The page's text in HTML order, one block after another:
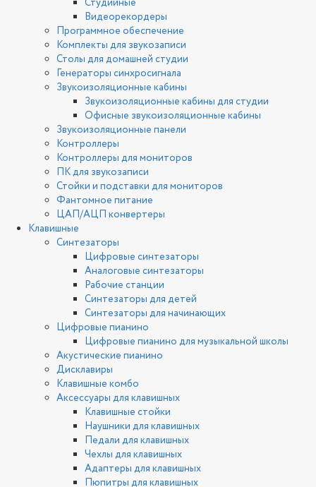
Студийные
Видеорекордеры
Программное обеспечение
Комплекты для звукозаписи
Столы для домашней студии
Генераторы синхросигнала
Звукоизоляционные кабины
Звукоизоляционные кабины для студии
Офисные звукоизоляционные кабины
Звукоизоляционные панели
Контроллеры
Контроллеры для мониторов
ПК для звукозаписи
Стойки и подставки для мониторов
Фантомное питание
ЦАП/АЦП конвертеры
Клавишные
Синтезаторы
Цифровые синтезаторы
Аналоговые синтезаторы
Рабочие станции
Синтезаторы для детей
Синтезаторы для начинающих
Цифровые пианино
Цифровые пианино для музыкальной школы
Акустические пианино
Дисклавиры
Клавишные комбо
Аксессуары для клавишных
Клавишные стойки
Наушники для клавишных
Педали для клавишных
Чехлы для клавишных
Адаптеры для клавишных
Пюпитры для клавишных